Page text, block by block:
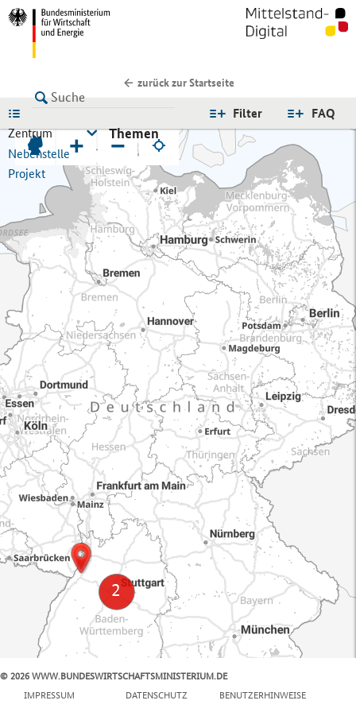
zurück zur Startseite
FAQ
Filter
Zentrum
Nebenstelle
Projekt
Themen
+ −
© 2026 WWW.BUNDESWIRTSCHAFTSMINISTERIUM.DE
IMPRESSUM
DATENSCHUTZ BENUTZERHINWEISE